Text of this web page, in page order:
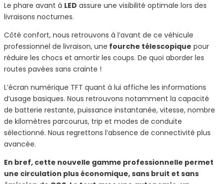
Le phare avant à LED assure une visibilité optimale lors des
livraisons nocturnes.
Côté confort, nous retrouvons à l’avant de ce véhicule
professionnel de livraison, une fourche télescopique pour
réduire les chocs et amortir les coups. De quoi aborder les
routes pavées sans crainte !
L’écran numérique TFT quant à lui affiche les informations
d’usage basiques. Nous retrouvons notamment la capacité
de batterie restante, puissance instantanée, vitesse, nombre
de kilomètres parcourus, trip et modes de conduite
sélectionné. Nous regrettons l’absence de connectivité plus
avancée.
En bref, cette nouvelle gamme professionnelle permet
une circulation plus économique, sans bruit et sans